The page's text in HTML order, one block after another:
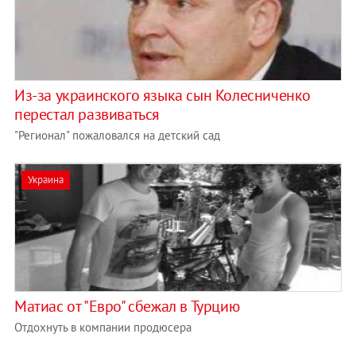
Из-за украинского языка сын Колесниченко
перестал развиваться
"Регионал" пожаловался на детский сад
Украина
Матиас от "Евро" сбежал в Турцию
Отдохнуть в компании продюсера